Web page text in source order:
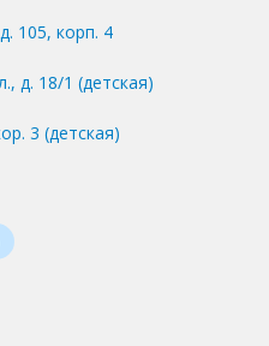
105, корп. 4
д. 18/1 (детская)
3 (детская)